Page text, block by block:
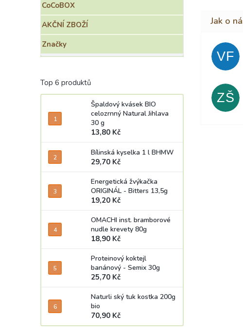
CoCoBOX
AKČNÍ ZBOŽÍ
Značky
Top 6 produktů
Špaldový kvásek BIO
celozrnný Natural Jihlava
30 g
13,80 Kč
Bílinská kyselka 1 l BHMW
29,70 Kč
Energetická žvýkačka
ORIGINÁL - Bitters 13,5g
19,20 Kč
OMACHI inst. bramborové
nudle krevety 80g
18,90 Kč
Proteinový koktejl
banánový - Semix 30g
25,70 Kč
Naturli ský tuk kostka 200g
bio
70,90 Kč
VF
ZŠ